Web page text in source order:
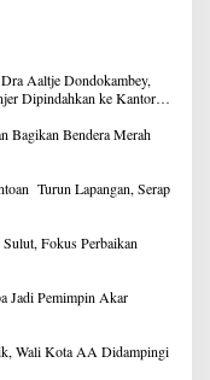
Aaltje Dondokambey,
Dipindahkan ke Kantor
Bagikan Bendera Merah
Turun Lapangan, Serap
Fokus Perbaikan
Jadi Pemimpin Akar
Wali Kota AA Didampingi